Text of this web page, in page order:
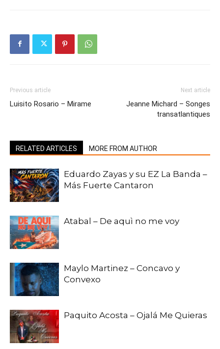
Previous article
Luisito Rosario – Mirame
Next article
Jeanne Michard – Songes
transatlantiques
RELATED ARTICLES MORE FROM AUTHOR
Eduardo Zayas y su EZ La Banda –
Más Fuerte Cantaron
Atabal – De aquì no me voy
Maylo Martinez – Concavo y
Convexo
Paquito Acosta – Ojalá Me Quieras